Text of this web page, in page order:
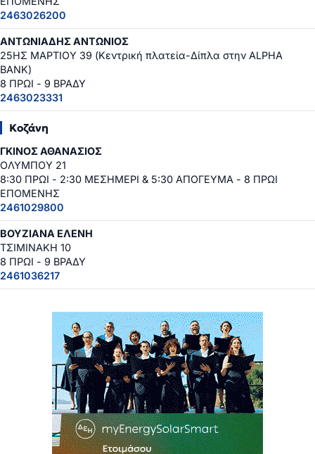
2463026200
ΑΝΤΩΝΙΑΔΗΣ ΑΝΤΩΝΙΟΣ
25ΗΣ ΜΑΡΤΙΟΥ 39 (Κεντρική πλατεία-Δίπλα στην ALPHA
BANK)
8 ΠΡΩΙ - 9 ΒΡΑΔΥ
2463023331
Κοζάνη
ΓΚΙΝΟΣ ΑΘΑΝΑΣΙΟΣ
ΟΛΥΜΠΟΥ 21
8:30 ΠΡΩΙ - 2:30 ΜΕΣΗΜΕΡΙ & 5:30 ΑΠΟΓΕΥΜΑ - 8 ΠΡΩΙ
ΕΠΟΜΕΝΗΣ
2461029800
ΒΟΥΖΙΑΝΑ ΕΛΕΝΗ
ΤΣΙΜΙΝΑΚΗ 10
8 ΠΡΩΙ - 9 ΒΡΑΔΥ
2461036217